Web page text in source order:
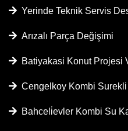
Yerinde Teknik Servis
Arızalı Parça Değişimi
Batiyakasi Konut Projesi
Cengelkoy Kombi
Bahceli̇evler Kombi Su